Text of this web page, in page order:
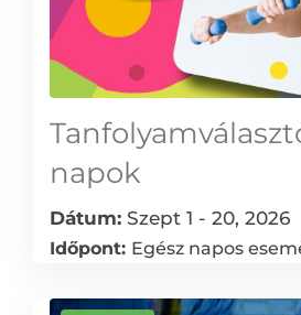
napok
Dátum: Szept 1 - 20, 2026
Időpont: Egész napos